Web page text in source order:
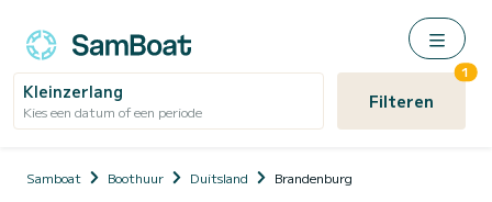
Kleinzerlang
Kies een datum of een periode Filteren
1
Samboat Boothuur Duitsland Brandenburg